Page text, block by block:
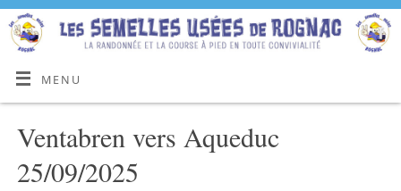
MENU
Ventabren vers Aqueduc
25/09/2025